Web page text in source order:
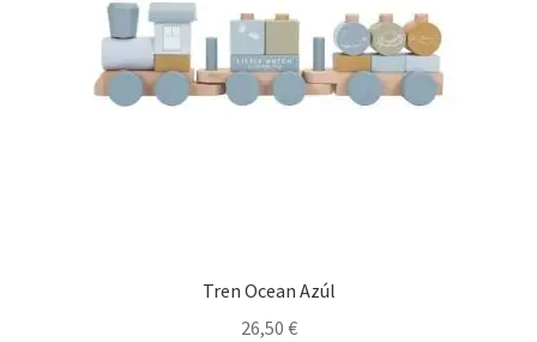
Tren Ocean Azúl
26,50 €